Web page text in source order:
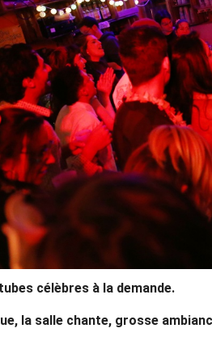
célèbres à la demande.
la salle chante, grosse